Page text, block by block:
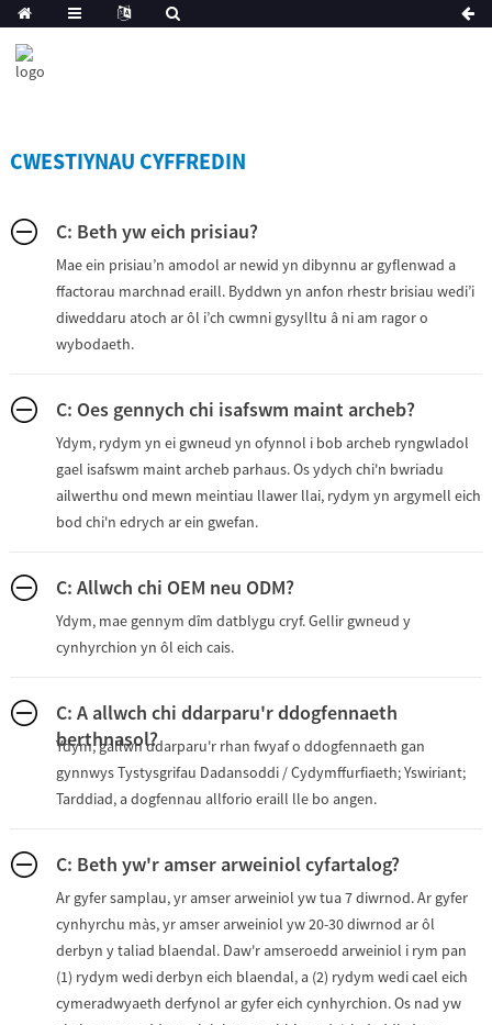
CWESTIYNAU CYFFREDIN
C: Beth yw eich prisiau?
Mae ein prisiau’n amodol ar newid yn dibynnu ar gyflenwad a
ffactorau marchnad eraill. Byddwn yn anfon rhestr brisiau wedi’i
diweddaru atoch ar ôl i’ch cwmni gysylltu â ni am ragor o
wybodaeth.
C: Oes gennych chi isafswm maint archeb?
Ydym, rydym yn ei gwneud yn ofynnol i bob archeb ryngwladol
gael isafswm maint archeb parhaus. Os ydych chi'n bwriadu
ailwerthu ond mewn meintiau llawer llai, rydym yn argymell eich
bod chi'n edrych ar ein gwefan.
C: Allwch chi OEM neu ODM?
Ydym, mae gennym dîm datblygu cryf. Gellir gwneud y
cynhyrchion yn ôl eich cais.
C: A allwch chi ddarparu'r ddogfennaeth
berthnasol?
Ydym, gallwn ddarparu'r rhan fwyaf o ddogfennaeth gan
gynnwys Tystysgrifau Dadansoddi / Cydymffurfiaeth; Yswiriant;
Tarddiad, a dogfennau allforio eraill lle bo angen.
C: Beth yw'r amser arweiniol cyfartalog?
Ar gyfer samplau, yr amser arweiniol yw tua 7 diwrnod. Ar gyfer
cynhyrchu màs, yr amser arweiniol yw 20-30 diwrnod ar ôl
derbyn y taliad blaendal. Daw'r amseroedd arweiniol i rym pan
(1) rydym wedi derbyn eich blaendal, a (2) rydym wedi cael eich
cymeradwyaeth derfynol ar gyfer eich cynhyrchion. Os nad yw